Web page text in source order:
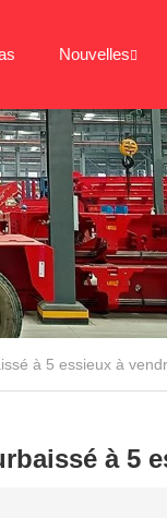
Nouvelles
à 5 essieux à
à 5